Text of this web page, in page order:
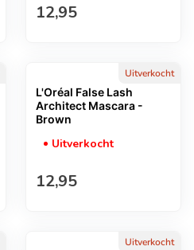
Normale prijs
12,95
Uitverkocht
L'Oréal False Lash
Architect Mascara -
Brown
Uitverkocht
Normale prijs
12,95
Uitverkocht